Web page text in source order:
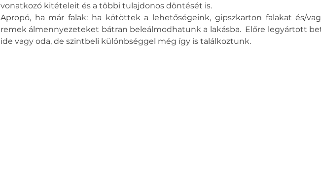
vonatkozó kitételeit és a többi tulajdonos döntését is.
Apropó, ha már falak: ha kötöttek a lehetőségeink, gipszkarton falakat és/
remek álmennyezeteket bátran beleálmodhatunk a lakásba.  Előre legyártott
ide vagy oda, de szintbeli különbséggel még így is találkoztunk.